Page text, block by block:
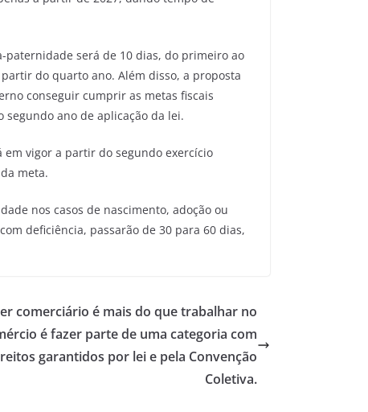
paternidade será de 10 dias, do primeiro ao
do quarto ano. Além disso, a proposta
conseguir cumprir as metas fiscais
segundo ano de aplicação da lei.
em vigor a partir do segundo exercício
meta.
nos casos de nascimento, adoção ou
deficiência, passarão de 30 para 60 dias,
comerciário é mais do que trabalhar no
é fazer parte de uma categoria com
garantidos por lei e pela Convenção
Coletiva.